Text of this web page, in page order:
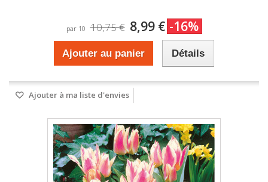
par 10 10,75 € 8,99 € -16%
Ajouter au panier Détails
Ajouter à ma liste d'envies